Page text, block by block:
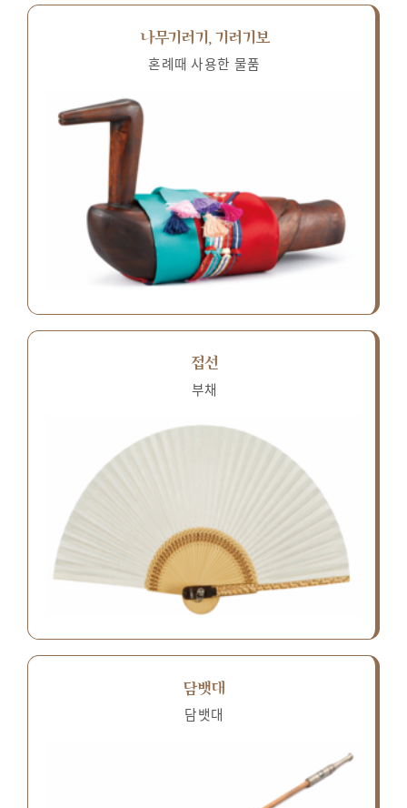
나무기러기, 기러기보
혼례때 사용한 물품
접선
부채
담뱃대
담뱃대